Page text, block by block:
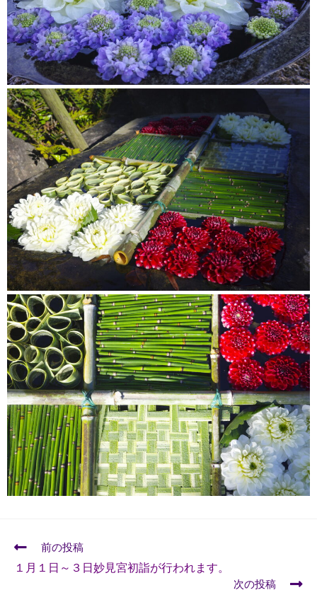
前の投稿
１月１日～３日妙見宮初詣が行われます。
次の投稿